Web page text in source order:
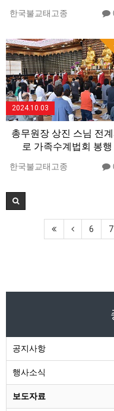
한국불교태고종
2024.10.03
총무원장 상진 스님 전
로 가족수계법회 봉행
한국불교태고종
6 7
공지사항
행사소식
보도자료